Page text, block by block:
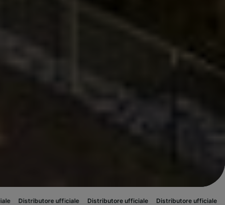
ufficiale Distributore ufficiale Distributore ufficiale Distributore